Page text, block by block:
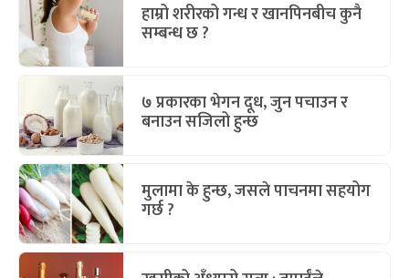
हाम्रो शरीरको गन्ध र खानपिनबीच कुनै
सम्बन्ध छ ?
७ प्रकारका भेगन दूध, जुन पचाउन र
बनाउन सजिलो हुन्छ
मुलामा के हुन्छ, जसले पाचनमा सहयोग
गर्छ ?